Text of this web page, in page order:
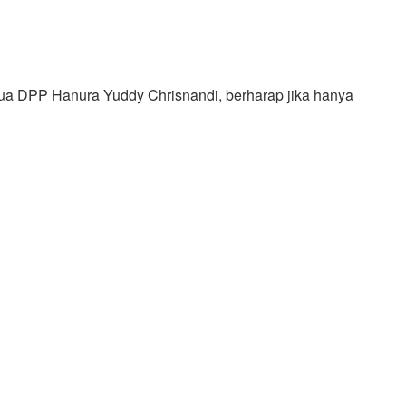
DPP Hanura Yuddy Chrisnandi, berharap jika hanya